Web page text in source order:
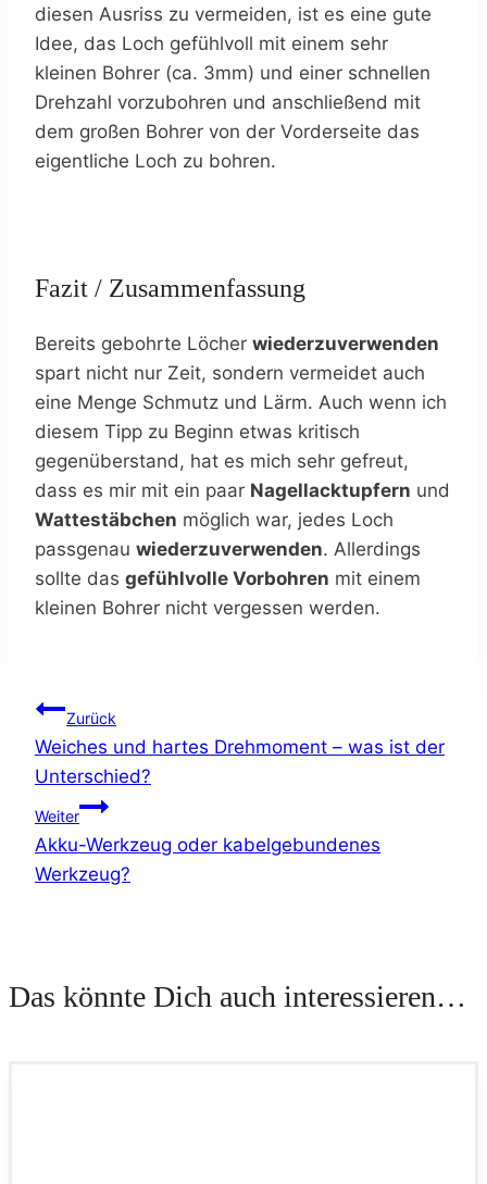
diesen Ausriss zu vermeiden, ist es eine gute
Idee, das Loch gefühlvoll mit einem sehr
kleinen Bohrer (ca. 3mm) und einer schnellen
Drehzahl vorzubohren und anschließend mit
dem großen Bohrer von der Vorderseite das
eigentliche Loch zu bohren.
Fazit / Zusammenfassung
Bereits gebohrte Löcher wiederzuverwenden
spart nicht nur Zeit, sondern vermeidet auch
eine Menge Schmutz und Lärm. Auch wenn ich
diesem Tipp zu Beginn etwas kritisch
gegenüberstand, hat es mich sehr gefreut,
dass es mir mit ein paar Nagellacktupfern und
Wattestäbchen möglich war, jedes Loch
passgenau wiederzuverwenden. Allerdings
sollte das gefühlvolle Vorbohren mit einem
kleinen Bohrer nicht vergessen werden.
Beitragsnavigation
Zurück
Weiches und hartes Drehmoment – was ist der
Unterschied?
Weiter
Akku-Werkzeug oder kabelgebundenes
Werkzeug?
Das könnte Dich auch interessieren…